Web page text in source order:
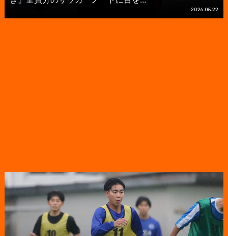
2026.05.22